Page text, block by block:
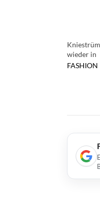
wieder in
FASHION